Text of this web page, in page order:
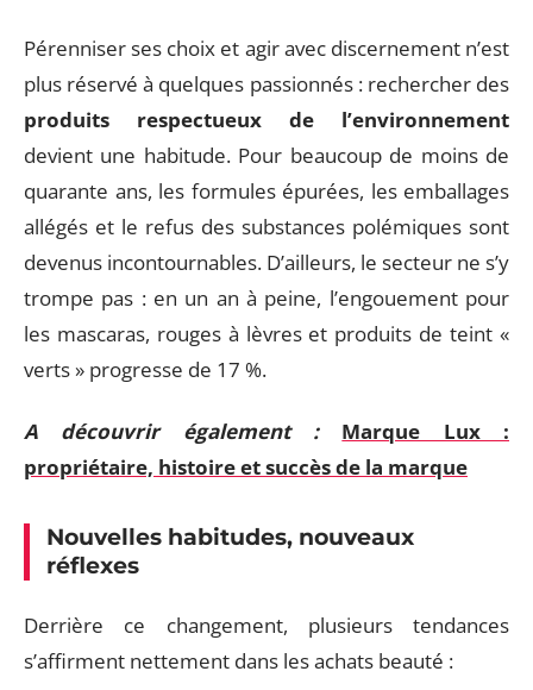
Pérenniser ses choix et agir avec discernement n’est
plus réservé à quelques passionnés : rechercher des
produits respectueux de l’environnement
devient une habitude. Pour beaucoup de moins de
quarante ans, les formules épurées, les emballages
allégés et le refus des substances polémiques sont
devenus incontournables. D’ailleurs, le secteur ne s’y
trompe pas : en un an à peine, l’engouement pour
les mascaras, rouges à lèvres et produits de teint «
verts » progresse de 17 %.
A découvrir également :
Marque Lux :
propriétaire, histoire et succès de la marque
Nouvelles habitudes, nouveaux
réflexes
Derrière ce changement, plusieurs tendances
s’affirment nettement dans les achats beauté :